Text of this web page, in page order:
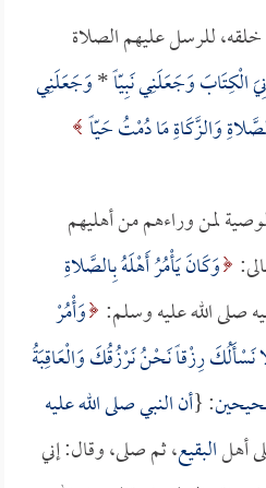
للرسل عليهم الصلاة
الْكِتَابَ وَجَعَلَنِي نَبِيّاً*وَجَعَلَنِي
وَالزَّكَاةِ مَا دُمْتُ حَيّاً
لمن وراءهم من أهليهم
وَكَانَ يَأْمُرُ أَهْلَهُ بِالصَّلاةِ
وَأْمُرْ
رِزْقاً نَحْنُ نَرْزُقُكَ وَالْعَاقِبَةُ
: {أن النبي صلى الله عليه
أهلالبقيع، ثم صلى، وقال: إني